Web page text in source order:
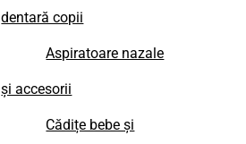
dentară copii
Aspiratoare nazale
și accesorii
Cădițe bebe și